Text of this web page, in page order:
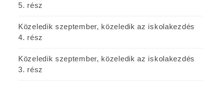
5. rész
Közeledik szeptember, közeledik az iskolakezdés
4. rész
Közeledik szeptember, közeledik az iskolakezdés
3. rész